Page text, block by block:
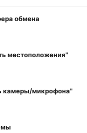
обмена
местоположения"
камеры/микрофона"